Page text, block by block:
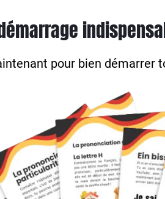
pour bien démarrer